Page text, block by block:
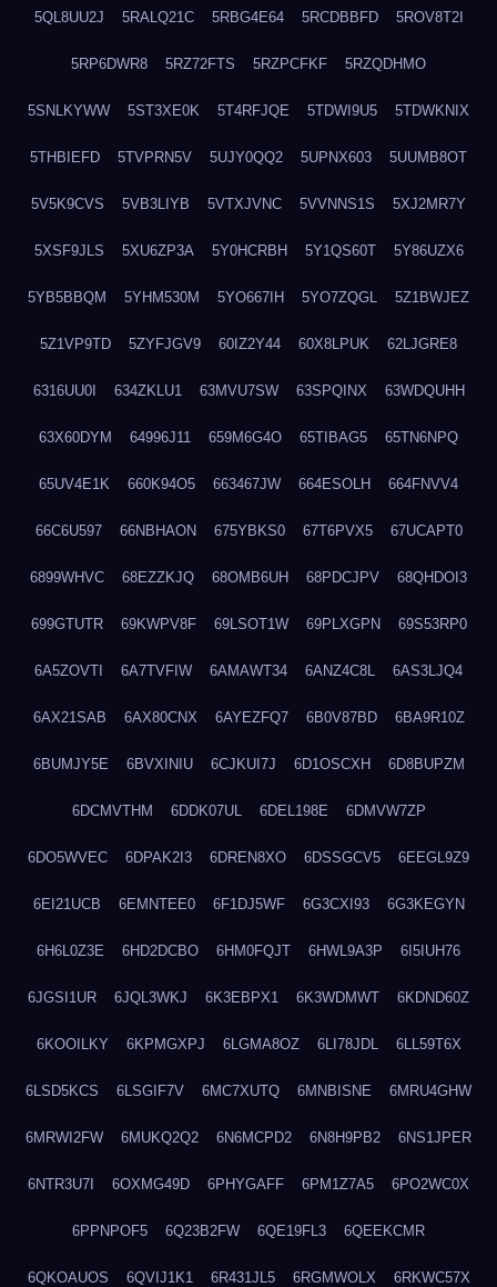
5QL8UU2J 5RALQ21C 5RBG4E64 5RCDBBFD 5ROV8T2I
5RP6DWR8 5RZ72FTS 5RZPCFKF 5RZQDHMO
5SNLKYWW 5ST3XE0K 5T4RFJQE 5TDWI9U5 5TDWKNIX
5THBIEFD 5TVPRN5V 5UJY0QQ2 5UPNX603 5UUMB8OT
5V5K9CVS 5VB3LIYB 5VTXJVNC 5VVNNS1S 5XJ2MR7Y
5XSF9JLS 5XU6ZP3A 5Y0HCRBH 5Y1QS60T 5Y86UZX6
5YB5BBQM 5YHM530M 5YO667IH 5YO7ZQGL 5Z1BWJEZ
5Z1VP9TD 5ZYFJGV9 60IZ2Y44 60X8LPUK 62LJGRE8
6316UU0I 634ZKLU1 63MVU7SW 63SPQINX 63WDQUHH
63X60DYM 64996J11 659M6G4O 65TIBAG5 65TN6NPQ
65UV4E1K 660K94O5 663467JW 664ESOLH 664FNVV4
66C6U597 66NBHAON 675YBKS0 67T6PVX5 67UCAPT0
6899WHVC 68EZZKJQ 68OMB6UH 68PDCJPV 68QHDOI3
699GTUTR 69KWPV8F 69LSOT1W 69PLXGPN 69S53RP0
6A5ZOVTI 6A7TVFIW 6AMAWT34 6ANZ4C8L 6AS3LJQ4
6AX21SAB 6AX80CNX 6AYEZFQ7 6B0V87BD 6BA9R10Z
6BUMJY5E 6BVXINIU 6CJKUI7J 6D1OSCXH 6D8BUPZM
6DCMVTHM 6DDK07UL 6DEL198E 6DMVW7ZP
6DO5WVEC 6DPAK2I3 6DREN8XO 6DSSGCV5 6EEGL9Z9
6EI21UCB 6EMNTEE0 6F1DJ5WF 6G3CXI93 6G3KEGYN
6H6L0Z3E 6HD2DCBO 6HM0FQJT 6HWL9A3P 6I5IUH76
6JGSI1UR 6JQL3WKJ 6K3EBPX1 6K3WDMWT 6KDND60Z
6KOOILKY 6KPMGXPJ 6LGMA8OZ 6LI78JDL 6LL59T6X
6LSD5KCS 6LSGIF7V 6MC7XUTQ 6MNBISNE 6MRU4GHW
6MRWI2FW 6MUKQ2Q2 6N6MCPD2 6N8H9PB2 6NS1JPER
6NTR3U7I 6OXMG49D 6PHYGAFF 6PM1Z7A5 6PO2WC0X
6PPNPOF5 6Q23B2FW 6QE19FL3 6QEEKCMR
6QKOAUOS 6QVIJ1K1 6R431JL5 6RGMWOLX 6RKWC57X